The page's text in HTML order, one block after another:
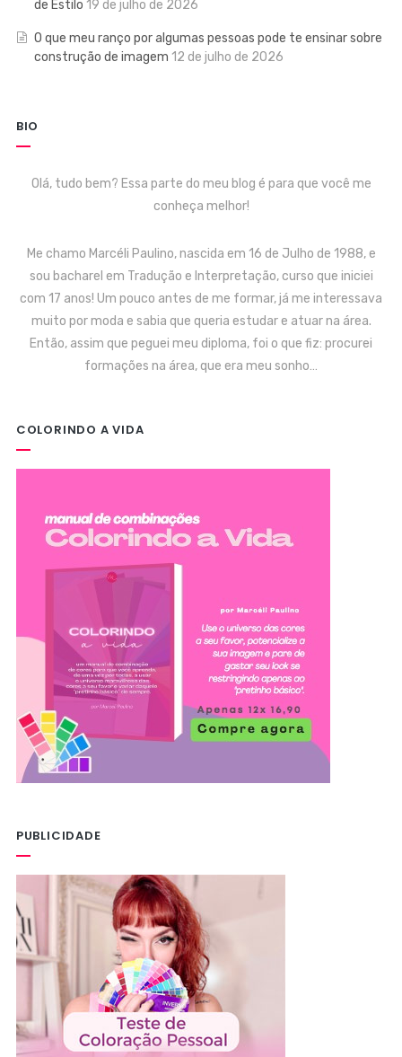
de Estilo 19 de julho de 2026
O que meu ranço por algumas pessoas pode te ensinar sobre
construção de imagem 12 de julho de 2026
BIO
Olá, tudo bem? Essa parte do meu blog é para que você me
conheça melhor!
Me chamo Marcéli Paulino, nascida em 16 de Julho de 1988, e
sou bacharel em Tradução e Interpretação, curso que iniciei
com 17 anos! Um pouco antes de me formar, já me interessava
muito por moda e sabia que queria estudar e atuar na área.
Então, assim que peguei meu diploma, foi o que fiz: procurei
formações na área, que era meu sonho…
COLORINDO A VIDA
PUBLICIDADE